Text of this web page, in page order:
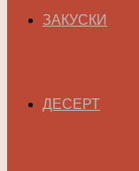
ЗАКУСКИ
ДЕСЕРТ